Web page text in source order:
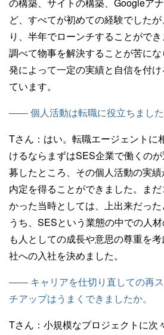
の構築、サイトの構築、Googleア
ど、すべてが初めての経験でした
り、半年でローンチすることがで
調べて物事を解決することが苦に
発によって一定の実績と自信を付
ています。
—— 個人活動は転職に役立ちました
Tさん： はい。転職エージェントに
けるならまずはSES企業で働くの
募したところ、その個人活動の実
内定を得ることができました。ま
かった当時としては、上出来だっ
うち、SESという業態の中での人
も人としての成長や意思の尊重を
社への入社を決めました。
—— キャリアを仕切り直しての再
チアップはうまくできましたか。
Tさん： 小規模なプロジェクトに次